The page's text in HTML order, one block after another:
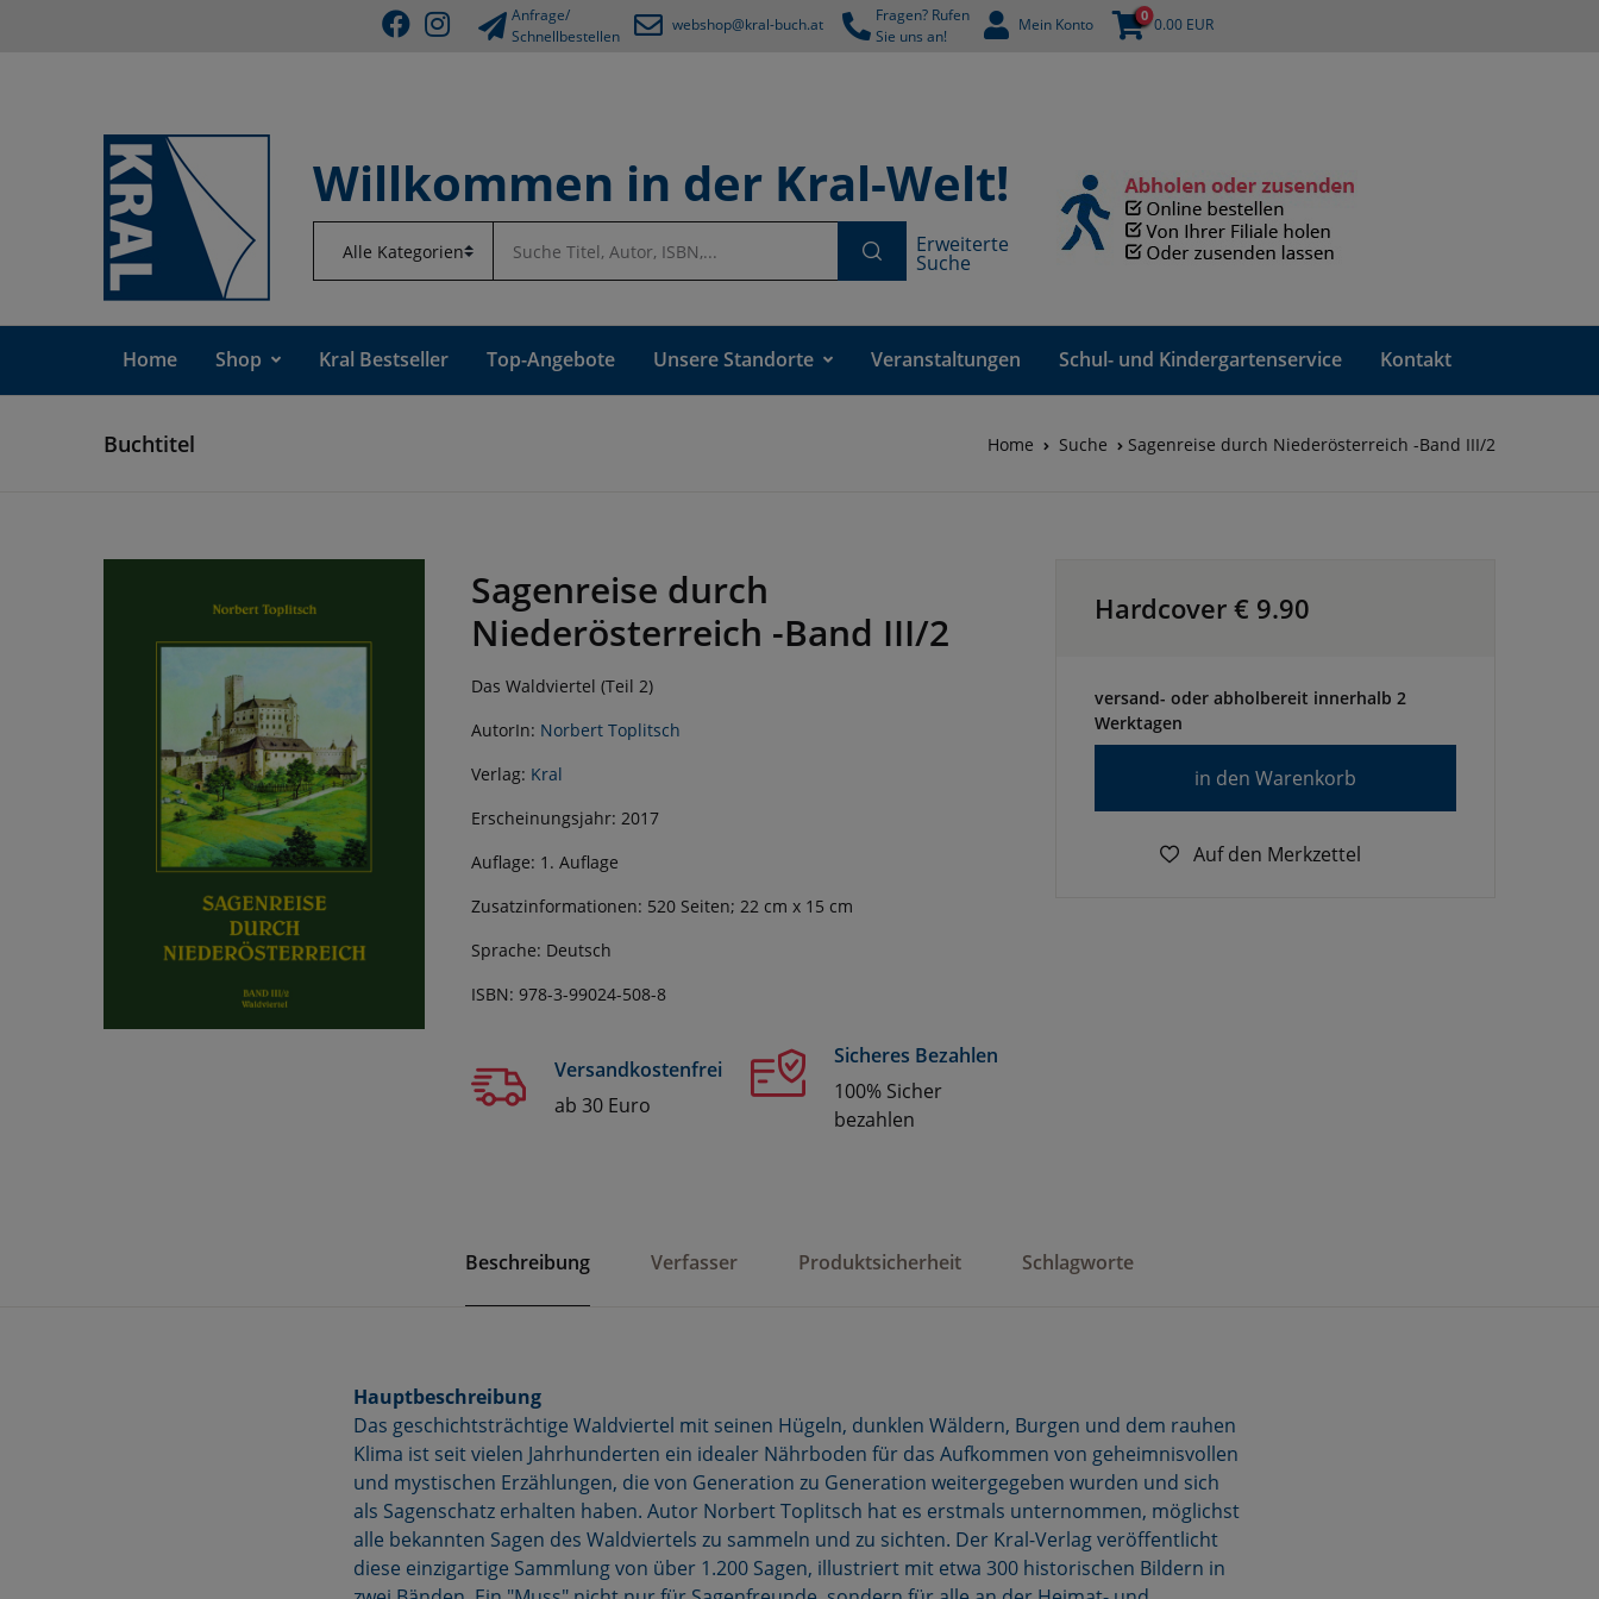
Anfrage/
Schnellbestellen
webshop@kral-buch.at
Fragen? Rufen
Sie uns an!
Mein Konto 0 0.00EUR
Willkommen in der Kral-Welt!
Erweiterte
Suche
Home Shop Kral Bestseller Top-Angebote Unsere Standorte Veranstaltungen Schul- und Kindergartenservice Kontakt
Buchtitel Home Suche Sagenreise durch Niederösterreich -Band III/2
Sagenreise durch
Niederösterreich -Band III/2
Das Waldviertel (Teil 2)
AutorIn: Norbert Toplitsch
Verlag: Kral
Erscheinungsjahr: 2017
Auflage: 1. Auflage
Zusatzinformationen: 520 Seiten; 22 cm x 15 cm
Sprache: Deutsch
ISBN: 978-3-99024-508-8
Versandkostenfrei
ab 30 Euro
Sicheres Bezahlen
100% Sicher
bezahlen
Hardcover € 9.90
versand- oder abholbereit innerhalb 2
Werktagen
in den Warenkorb
Auf den Merkzettel
Beschreibung Verfasser Produktsicherheit Schlagworte
Hauptbeschreibung
Das geschichtsträchtige Waldviertel mit seinen Hügeln, dunklen Wäldern, Burgen und dem rauhen
Klima ist seit vielen Jahrhunderten ein idealer Nährboden für das Aufkommen von geheimnisvollen
und mystischen Erzählungen, die von Generation zu Generation weitergegeben wurden und sich
als Sagenschatz erhalten haben. Autor Norbert Toplitsch hat es erstmals unternommen, möglichst
alle bekannten Sagen des Waldviertels zu sammeln und zu sichten. Der Kral-Verlag veröffentlicht
diese einzigartige Sammlung von über 1.200 Sagen, illustriert mit etwa 300 historischen Bildern in